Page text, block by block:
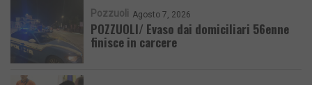
Pozzuoli Agosto 7, 2026
POZZUOLI/ Evaso dai domiciliari 56enne
finisce in carcere